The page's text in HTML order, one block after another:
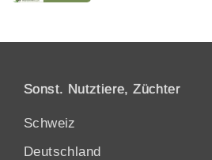
Sonst. Nutztiere, Züchter
Schweiz
Deutschland